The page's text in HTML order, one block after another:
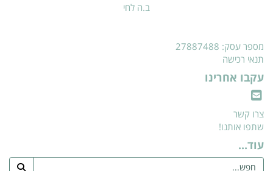
ב.ה לחי
מספר עסק: 27887488
תנאי רכישה
עקבו אחרינו
צרו קשר
שתפו אותנו!
עוד...